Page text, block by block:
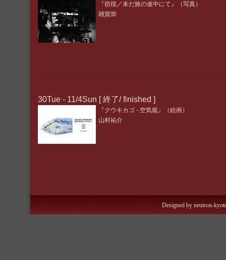
『彷徨／未だ旅の途中にて』（写真）
雑賀崇
30Tue - 11/4Sun [ 終了/ finished ]
『クウキカゴ - 空気籠』（絵画）
山村祐介
Designed by neutron-